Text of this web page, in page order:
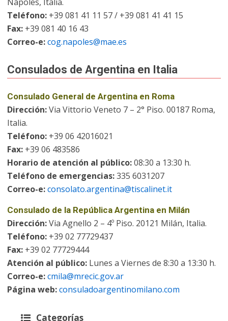
Teléfono: +39 081 41 11 57 / +39 081 41 41 15
Fax: +39 081 40 16 43
Correo-e:cog.napoles@mae.es
Consulados de Argentina en Italia
Consulado General de Argentina en Roma
Dirección:Via Vittorio Veneto 7 – 2° Piso. 00187 Roma,
Italia.
Teléfono: +39 06 42016021
Fax: +39 06 483586
Horario de atención al público:08:30 a 13:30 h.
Teléfono de emergencias:335 6031207
Correo-e:consolato.argentina@tiscalinet.it
Consulado de la República Argentina en Milán
Dirección:Via Agnello 2 – 4º Piso. 20121 Milán, Italia.
Teléfono: +39 02 77729437
Fax: +39 02 77729444
Atención al público: Lunes a Viernes de 8:30 a 13:30 h.
Correo-e:cmila@mrecic.gov.ar
Página web:consuladoargentinomilano.com
Categorías